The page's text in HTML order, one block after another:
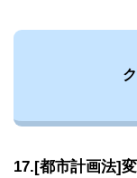
17.[都市計画法]